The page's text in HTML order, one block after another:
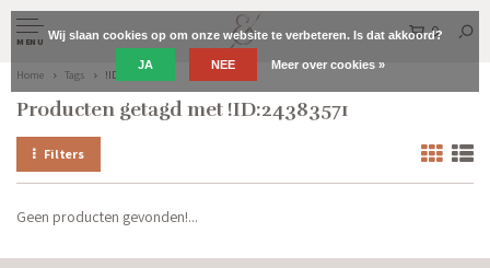
MENU
0
Home Tags !ID:24383571
Producten getagd met !ID:24383571
Filters
Geen producten gevonden!...
Wij slaan cookies op om onze website te verbeteren. Is dat akkoord?
JA NEE Meer over cookies »